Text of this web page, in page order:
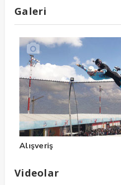
Galeri
Alışveriş
Videolar